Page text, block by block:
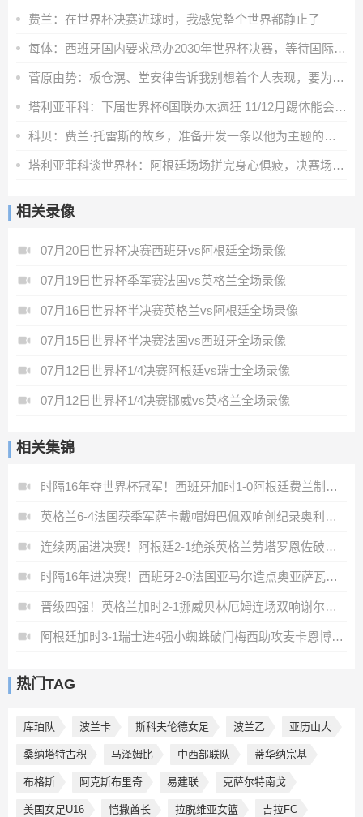
费兰：在世界杯决赛进球时，我感觉整个世界都静止了
每体：西班牙国内要求承办2030年世界杯决赛，等待国际足联会议
菅原由势：板仓滉、堂安律告诉我别想着个人表现，要为球队奔跑
塔利亚菲科：下届世界杯6国联办太疯狂 11/12月踢体能会更充沛
科贝：费兰·托雷斯的故乡，准备开发一条以他为主题的旅游线路
塔利亚菲科谈世界杯：阿根廷场场拼完身心俱疲，决赛场地状况很差
相关录像
07月20日世界杯决赛西班牙vs阿根廷全场录像
07月19日世界杯季军赛法国vs英格兰全场录像
07月16日世界杯半决赛英格兰vs阿根廷全场录像
07月15日世界杯半决赛法国vs西班牙全场录像
07月12日世界杯1/4决赛阿根廷vs瑞士全场录像
07月12日世界杯1/4决赛挪威vs英格兰全场录像
相关集锦
时隔16年夺世界杯冠军！西班牙加时1-0阿根廷费兰制胜恩佐染红
英格兰6-4法国获季军萨卡戴帽姆巴佩双响创纪录奥利塞2助+失良机
连续两届进决赛！阿根廷2-1绝杀英格兰劳塔罗恩佐破门梅西两助攻
时隔16年进决赛！西班牙2-0法国亚马尔造点奥亚萨瓦尔、波罗破门
晋级四强！英格兰加时2-1挪威贝林厄姆连场双响谢尔德鲁普破门
阿根廷加时3-1瑞士进4强小蜘蛛破门梅西助攻麦卡恩博洛假摔染红
热门TAG
库珀队 波兰卡 斯科夫伦德女足 波兰乙 亚历山大
桑纳塔特古积 马泽姆比 中西部联队 蒂华纳宗基
布格斯 阿克斯布里奇 易建联 克萨尔特南戈
美国女足U16 恺撒酋长 拉脱维亚女篮 吉拉FC